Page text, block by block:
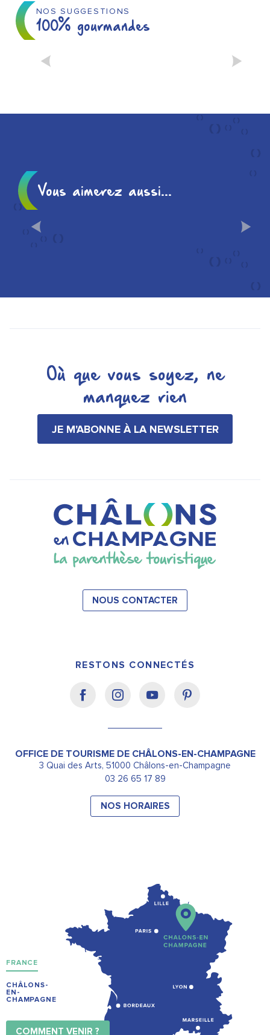
NOS SUGGESTIONS
100% gourmandes
Vous aimerez aussi...
Où que vous soyez, ne
manquez rien
JE M'ABONNE À LA NEWSLETTER
NOUS CONTACTER
RESTONS CONNECTÉS
OFFICE DE TOURISME DE CHÂLONS-EN-CHAMPAGNE
3 Quai des Arts, 51000 Châlons-en-Champagne
03 26 65 17 89
NOS HORAIRES
FRANCE
CHÂLONS-
EN-
CHAMPAGNE
COMMENT VENIR ?